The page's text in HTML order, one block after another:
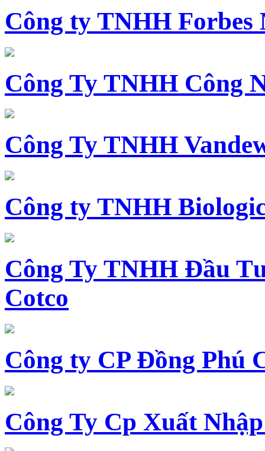
Công ty TNHH
Công Ty TNHH Công
Công Ty TNHH
Công ty TNHH
Công Ty TNHH Đầu
Cotco
Công ty CP Đồng Phú
Công Ty Cp Xuất